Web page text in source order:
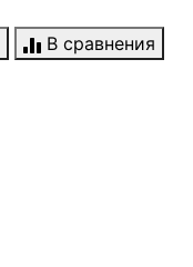
В сравнения